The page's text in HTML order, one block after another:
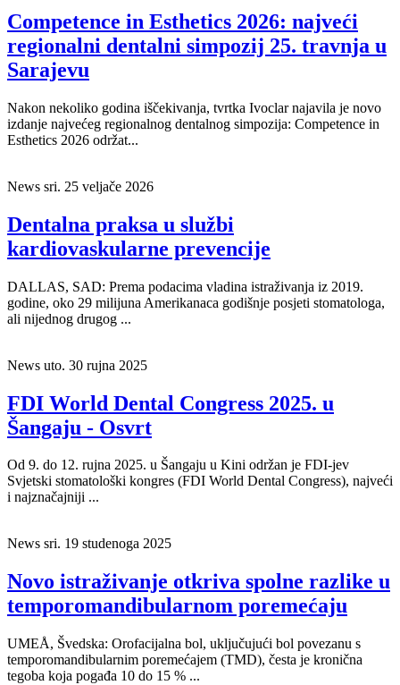
Competence in Esthetics 2026: najveći
regionalni dentalni simpozij 25. travnja u
Sarajevu
Nakon nekoliko godina iščekivanja, tvrtka Ivoclar najavila je novo
izdanje najvećeg regionalnog dentalnog simpozija: Competence in
Esthetics 2026 održat...
News sri. 25 veljače 2026
Dentalna praksa u službi
kardiovaskularne prevencije
DALLAS, SAD: Prema podacima vladina istraživanja iz 2019.
godine, oko 29 milijuna Amerikanaca godišnje posjeti stomatologa,
ali nijednog drugog ...
News uto. 30 rujna 2025
FDI World Dental Congress 2025. u
Šangaju - Osvrt
Od 9. do 12. rujna 2025. u Šangaju u Kini održan je FDI-jev
Svjetski stomatološki kongres (FDI World Dental Congress), najveći
i najznačajniji ...
News sri. 19 studenoga 2025
Novo istraživanje otkriva spolne razlike u
temporomandibularnom poremećaju
UMEÅ, Švedska: Orofacijalna bol, uključujući bol povezanu s
temporomandibularnim poremećajem (TMD), česta je kronična
tegoba koja pogađa 10 do 15 % ...